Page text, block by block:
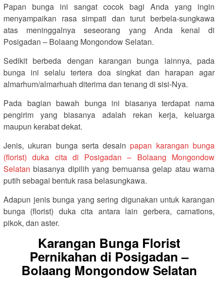
Papan bunga ini sangat cocok bagi Anda yang ingin
menyampaikan rasa simpati dan turut berbela-sungkawa
atas meninggalnya seseorang yang Anda kenal di
Posigadan – Bolaang Mongondow Selatan.
Sedikit berbeda dengan karangan bunga lainnya, pada
bunga ini selalu tertera doa singkat dan harapan agar
almarhum/almarhuah diterima dan tenang di sisi-Nya.
Pada bagian bawah bunga ini biasanya terdapat nama
pengirim yang biasanya adalah rekan kerja, keluarga
maupun kerabat dekat.
Jenis, ukuran bunga serta desainpapan karangan bunga
(florist) duka cita di Posigadan – Bolaang Mongondow
Selatan biasanya dipilih yang bernuansa gelap atau warna
putih sebagai bentuk rasa belasungkawa.
Adapun jenis bunga yang sering digunakan untuk karangan
bunga (florist) duka cita antara lain gerbera, carnations,
pikok, dan aster.
Karangan Bunga Florist
Pernikahan di Posigadan –
Bolaang Mongondow Selatan